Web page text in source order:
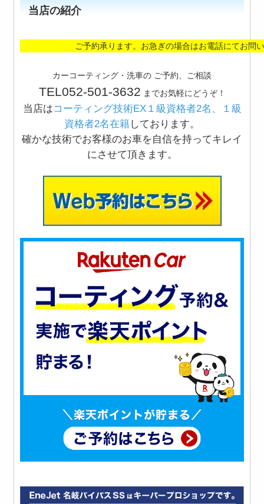
当店の紹介
ご予約承ります。お急ぎの場合はお電話にて
カーコーティング・洗車の ご予約、ご相談
TEL052-501-3632 までお気軽にどうぞ！
当店はコーティング技術EX１級資格者2名、１級
資格者2名在籍しております。
確かな技術でお客様のお車を自信を持ってキレイ
にさせて頂きます。